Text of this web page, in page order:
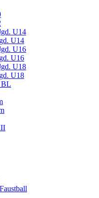
U14
U14
U16
U16
U18
U18
BL